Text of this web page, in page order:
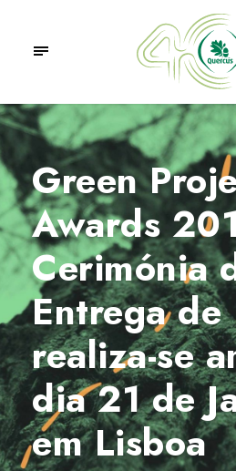
Green
Awards
Cerimónia
Entrega de
realiza-se
dia 21 de
em Lisboa